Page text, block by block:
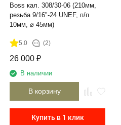
Boss кал. 308/30-06 (210мм,
резьба 9/16"-24 UNEF, п/п
10мм, ⌀ 45мм)
5.0 (2)
26 000 ₽
В наличии
В корзину
Купить в 1 клик